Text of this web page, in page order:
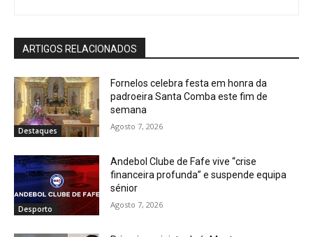
ARTIGOS RELACIONADOS
Destaques
Fornelos celebra festa em honra da
padroeira Santa Comba este fim de
semana
Agosto 7, 2026
Desporto
Andebol Clube de Fafe vive “crise
financeira profunda” e suspende equipa
sénior
Agosto 7, 2026